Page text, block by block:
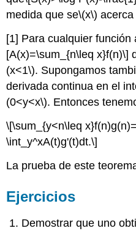
medida que se\(x\) acerca
[1] Para cualquier función
[A(x)=\sum_{n\leq x}f(n)\]
(x<1\). Supongamos
derivada continua en el
(0<y<x\). Entonces
\[\sum_{y<n\leq
\int_y^xA(t)g'(t)dt.\]
La prueba de este
Ejercicios
Demostrar que uno